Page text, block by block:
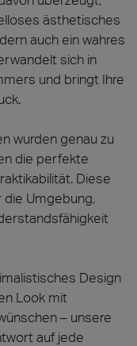
ästhetisches
auch ein wahres
sich in
und bringt Ihre
wurden genau zu
die perfekte
Diese
Umgebung,
Design
Look mit
– unsere
auf jede